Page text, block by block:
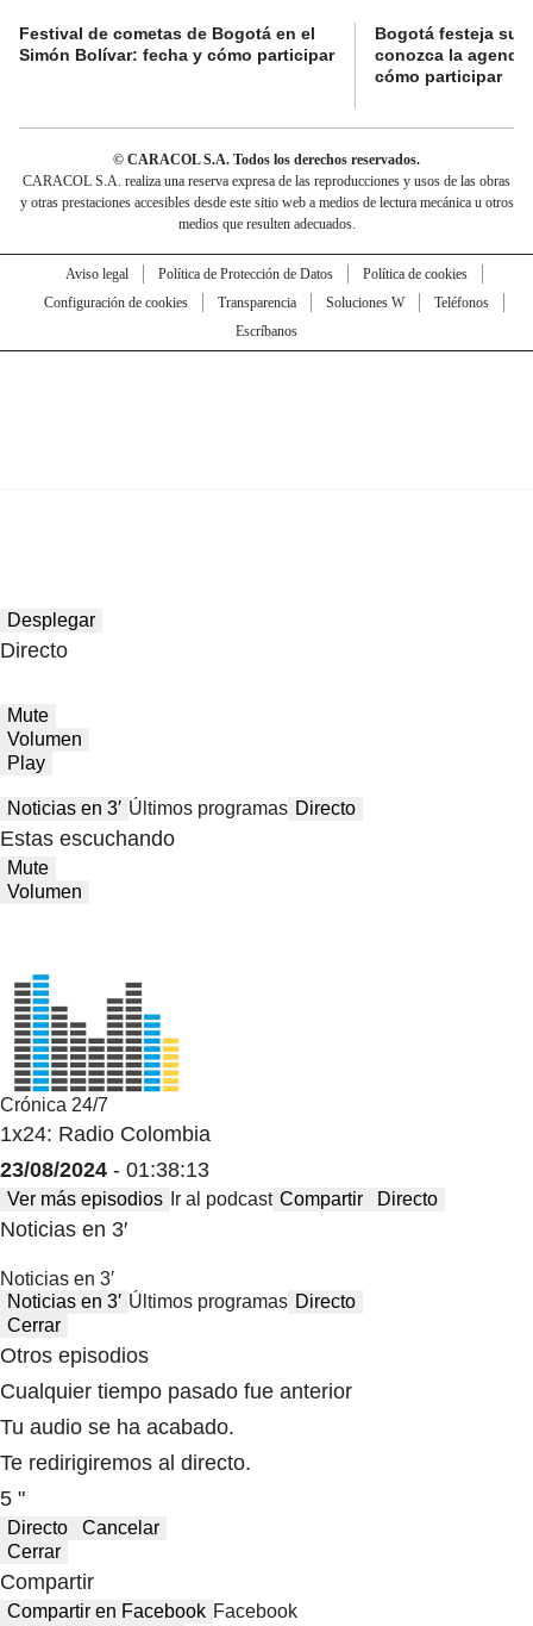
Festival de cometas de Bogotá en el
Simón Bolívar: fecha y cómo participar
Bogotá festeja su
conozca la
cómo participar
© CARACOL S.A. Todos los derechos reservados.
CARACOL S.A. realiza una reserva expresa de las reproducciones y usos de las obras
y otras prestaciones accesibles desde este sitio web a medios de lectura mecánica u otros
medios que resulten adecuados.
Aviso legal Política de Protección de Datos
Política de cookies
Configuración de cookies
Transparencia Soluciones W
Teléfonos
Escríbanos
Desplegar
Directo
Mute
Volumen
Play
Noticias en 3′ Últimos programas Directo
Estas escuchando
Mute
Volumen
Crónica 24/7
1x24: Radio Colombia
23/08/2024 - 01:38:13
Ver más episodios Ir al podcast Compartir Directo
Noticias en 3′
Noticias en 3′
Noticias en 3′ Últimos programas Directo
Cerrar
Otros episodios
Cualquier tiempo pasado fue anterior
Tu audio se ha acabado.
Te redirigiremos al directo.
5 "
Directo
Cancelar
Cerrar
Compartir
Compartir en Facebook Facebook